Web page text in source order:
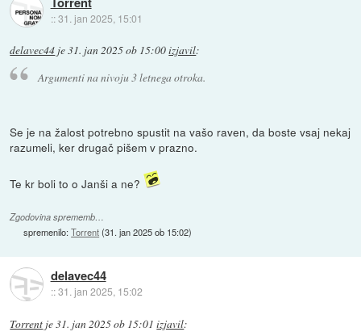
::31. jan 2025, 15:01
delavec44 je31. jan 2025 ob 15:00izjavil:
Argumenti na nivoju 3 letnega otroka.
Se je na žalost potrebno spustit na vašo raven, da boste vsaj nekaj
razumeli, ker drugač pišem v prazno.
Te kr boli to o Janši a ne?
Zgodovina sprememb…
spremenilo:Torrent(31. jan 2025 ob 15:02)
delavec44
::31. jan 2025, 15:02
Torrent je31. jan 2025 ob 15:01 izjavil: